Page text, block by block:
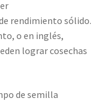
rendimiento sólido.
o en inglés,
lograr cosechas
de semilla